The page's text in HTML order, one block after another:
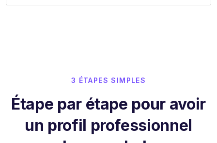
3 ÉTAPES SIMPLES
Étape par étape pour avoir
un profil professionnel